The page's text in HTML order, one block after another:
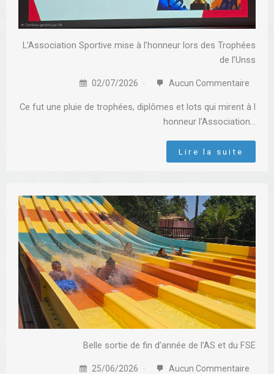
L’Association Sportive mise à l’honneur lors des Trophées
de l’Unss
02/07/2026 Aucun Commentaire
Ce fut une pluie de trophées, diplômes et lots qui mirent à l
honneur l’Association…
Lire la suite
Belle sortie de fin d’année de l’AS et du FSE
25/06/2026 Aucun Commentaire